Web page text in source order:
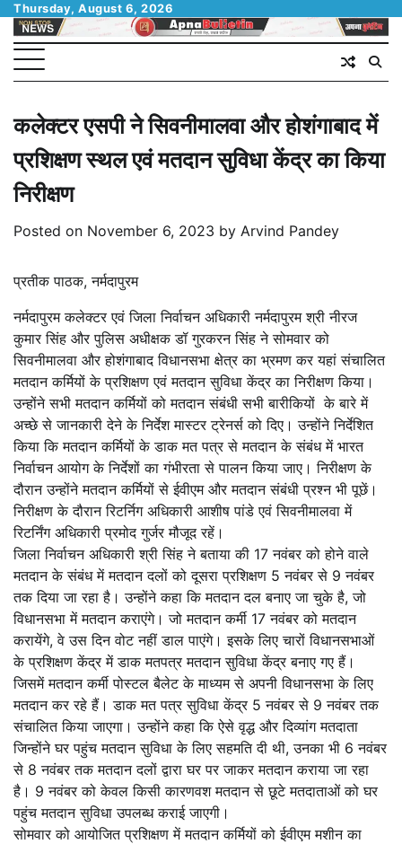
Skip
content
Thursday, August 6, 2026
कलेक्टर एसपी ने सिवनीमालवा और होशंगाबाद में
प्रशिक्षण स्थल एवं मतदान सुविधा केंद्र का किया
निरीक्षण
Posted on November 6, 2023 by Arvind Pandey
प्रतीक पाठक, नर्मदापुरम
नर्मदापुरम कलेक्टर एवं जिला निर्वाचन अधिकारी नर्मदापुरम श्री नीरज
कुमार सिंह और पुलिस अधीक्षक डॉ गुरकरन सिंह ने सोमवार को
सिवनीमालवा और होशंगाबाद विधानसभा क्षेत्र का भ्रमण कर यहां संचालित
मतदान कर्मियों के प्रशिक्षण एवं मतदान सुविधा केंद्र का निरीक्षण किया।
उन्होंने सभी मतदान कर्मियों को मतदान संबंधी सभी बारीकियों के बारे में
अच्छे से जानकारी देने के निर्देश मास्टर ट्रेनर्स को दिए। उन्होंने निर्देशित
किया कि मतदान कर्मियों के डाक मत पत्र से मतदान के संबंध में भारत
निर्वाचन आयोग के निर्देशों का गंभीरता से पालन किया जाए। निरीक्षण के
दौरान उन्होंने मतदान कर्मियों से ईवीएम और मतदान संबंधी प्रश्न भी पूछें।
निरीक्षण के दौरान रिटर्निग अधिकारी आशीष पांडे एवं सिवनीमालवा में
रिटर्निंग अधिकारी प्रमोद गुर्जर मौजूद रहें।
जिला निर्वाचन अधिकारी श्री सिंह ने बताया की 17 नवंबर को होने वाले
मतदान के संबंध में मतदान दलों को दूसरा प्रशिक्षण 5 नवंबर से 9 नवंबर
तक दिया जा रहा है। उन्होंने कहा कि मतदान दल बनाए जा चुके है, जो
विधानसभा में मतदान कराएंगे। जो मतदान कर्मी 17 नवंबर को मतदान
करायेंगे, वे उस दिन वोट नहीं डाल पाएंगे। इसके लिए चारों विधानसभाओं
के प्रशिक्षण केंद्र में डाक मतपत्र मतदान सुविधा केंद्र बनाए गए हैं।
जिसमें मतदान कर्मी पोस्टल बैलेट के माध्यम से अपनी विधानसभा के लिए
मतदान कर रहे हैं। डाक मत पत्र सुविधा केंद्र 5 नवंबर से 9 नवंबर तक
संचालित किया जाएगा। उन्होंने कहा कि ऐसे वृद्ध और दिव्यांग मतदाता
जिन्होंने घर पहुंच मतदान सुविधा के लिए सहमति दी थी, उनका भी 6 नवंबर
से 8 नवंबर तक मतदान दलों द्वारा घर पर जाकर मतदान कराया जा रहा
है। 9 नवंबर को केवल किसी कारणवश मतदान से छूटे मतदाताओं को घर
पहुंच मतदान सुविधा उपलब्ध कराई जाएगी।
सोमवार को आयोजित प्रशिक्षण में मतदान कर्मियों को ईवीएम मशीन का